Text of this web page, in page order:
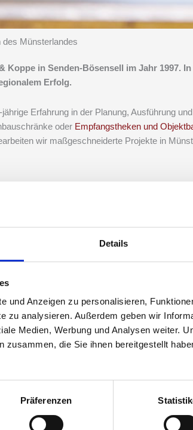
Details
und Anzeigen zu personalisieren,
zu analysieren. Außerdem geben wir
Medien, Werbung und Analysen weiter.
zusammen, die Sie ihnen bereitgestellt
Präferenzen
des Münsterlandes
in Senden-Bösensell im Jahr 1997.
Erfolg.
Erfahrung in der Planung, Ausführung
oder Empfangstheken und
wir maßgeschneiderte Projekte in
Bodenbelagsarbeiten, im Möbelbau oder
zur hochqualifizierten Tischlerei-
steht ein moderner Maschinenpark für
beispielsweise unkompliziert CAD und
Für die Endbeschichtungen der
Egal ob Lack oder Öl – Sie können sich
Philosophie – Perfektion,
Liste zufriedener Stammkunden
und Innenausbau von Breuing & Koppe